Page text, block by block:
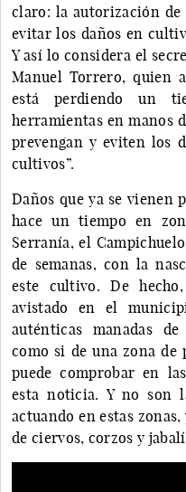
claro: la autorización de
evitar los daños en
Y así lo considera el
Manuel Torrero, quien
está perdiendo un
herramientas en manos
prevengan y eviten los
cultivos”.
Daños que ya se vienen
hace un tiempo en
Serranía, el
de semanas, con la
este cultivo. De
avistado en el
auténticas manadas
como si de una zona de
puede comprobar en
esta noticia. Y no son
actuando en estas
de ciervos, corzos y